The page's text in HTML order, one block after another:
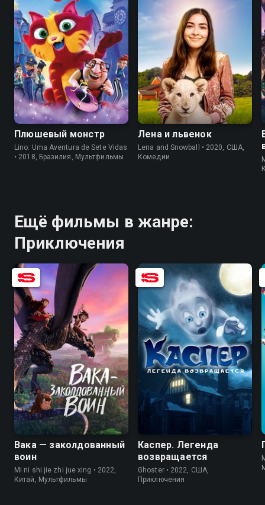
6.5 5.6
Плюшевый монстр
Lino: Uma Aventura de Sete Vidas
• 2018, Бразилия, Мультфильмы
7.8 5.4
Лена и львенок
Lena and Snowball • 2020, США,
Комедии
Ещё фильмы в жанре:
Приключения
6.9 5.4
Вака — заколдованный
воин
Mi ni shi jie zhi jue xing • 2022,
Китай, Мультфильмы
6.5 3.8
Каспер. Легенда
возвращается
Ghoster • 2022, США,
Приключения